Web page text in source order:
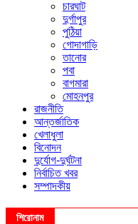
চারঘাট
দুর্গাপুর
পুঠিয়া
গোদাগাড়ি
তানোর
পবা
বাগমারা
মোহনপুর
রাজনীতি
আন্তর্জাতিক
খেলাধুলা
বিনোদন
দুর্যোগ-দুর্ঘটনা
নির্বাচিত খবর
সম্পাদকীয়
শিরোনাম